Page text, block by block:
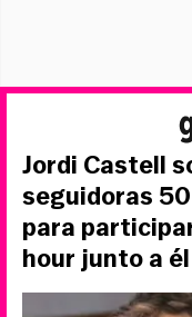
Jordi Castell
seguidoras
para
hour junto a él